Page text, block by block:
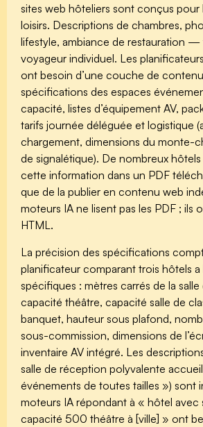
sites web hôteliers sont conçus pour
loisirs. Descriptions de chambres,
lifestyle, ambiance de restauration —
voyageur individuel. Les
ont besoin d’une couche de
spécifications des espaces
capacité, listes d’équipement AV,
tarifs journée déléguée et logistique
chargement, dimensions du monte-
de signalétique). De nombreux
cette information dans un PDF
que de la publier en contenu web
moteurs IA ne lisent pas les PDF ; ils
HTML.
La précision des spécifications
planificateur comparant trois hôtels
spécifiques : mètres carrés de la
capacité théâtre, capacité salle de
banquet, hauteur sous plafond,
sous-commission, dimensions de
inventaire AV intégré. Les
salle de réception polyvalente
événements de toutes tailles ») sont
moteurs IA répondant à « hôtel avec
capacité 500 théâtre à [ville] » ont